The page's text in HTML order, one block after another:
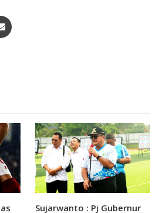
Sujarwanto : Pj Gubernur